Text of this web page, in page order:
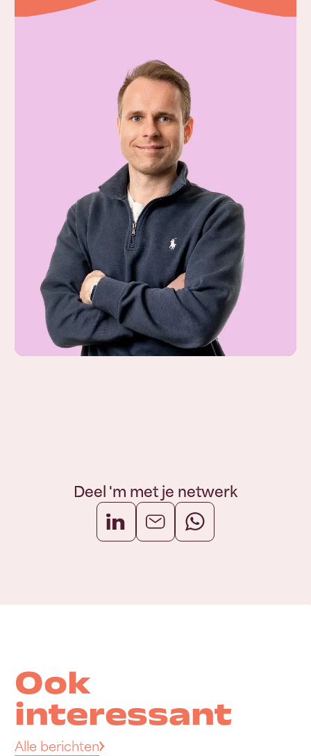
Deel 'm met je netwerk
Ook
interessant
Alle berichten